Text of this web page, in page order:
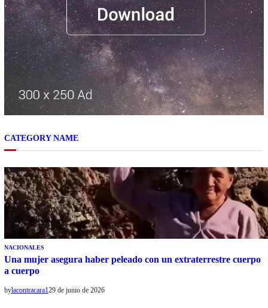
CATEGORY NAME
NACIONALES
Una mujer asegura haber peleado con un extraterrestre cuerpo
a cuerpo
bylacontracara129 de junio de 2026